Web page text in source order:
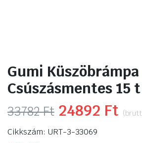
Gumi Küszöbrámpa
Csúszásmentes 15
33782Ft Original
price
24892 Ft
Cikkszám: URT-3-33069